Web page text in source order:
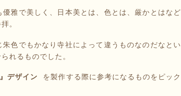
雅で美しく、日本美とは、色とは、厳かとはなど
。
色でもかなり寺社によって違うものなのだなとい
れるものでした。
』デザイン
を製作する際に参考になるものをピック